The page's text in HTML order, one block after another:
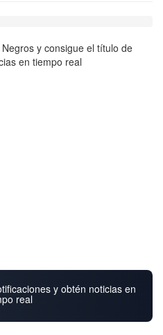
y obtén noticias en
real